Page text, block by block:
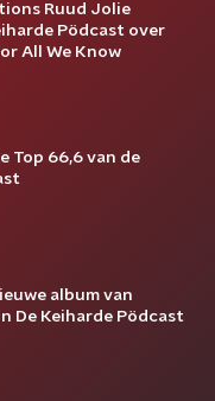
Ruud Jolie
Pödcast over
All We Know
Top 66,6 van de
album van
De Keiharde Pödcast